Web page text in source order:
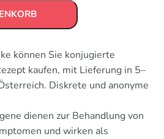
können Sie konjugierte
kaufen, mit Lieferung in 5–
Diskrete und anonyme
dienen zur Behandlung von
und wirken als